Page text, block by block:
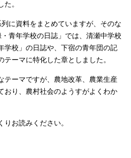
。
に資料をまとめていますが、そのな
青年学校の日誌」では、清瀬中学校
学校」の日誌や、下宿の青年団の記
ーマに特化した章としました。
テーマですが、農地改革、農業生産
おり、農村社会のようすがよくわか
お読みください。